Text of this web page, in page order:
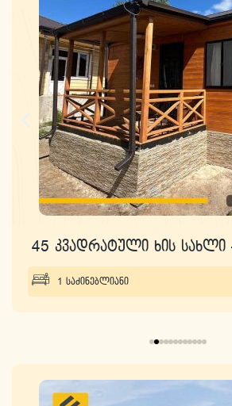
45 კვადრატული ხის სახლი
1 საძინებლიანი